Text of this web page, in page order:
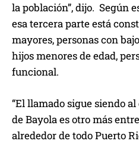
la población”, dijo. Según
esa tercera parte está
mayores, personas con
hijos menores de edad,
funcional.
“El llamado sigue siendo
de Bayola es otro más
alrededor de todo Puerto